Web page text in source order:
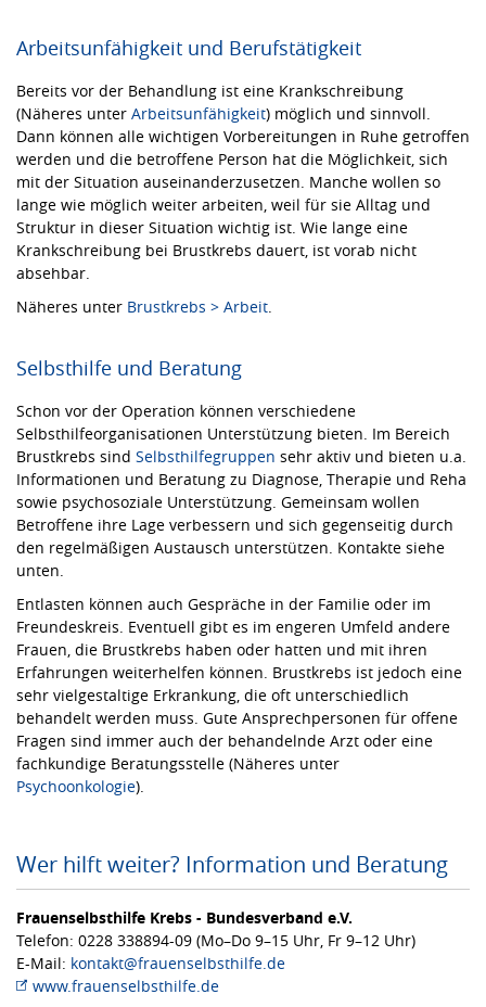
Arbeitsunfähigkeit und Berufstätigkeit
Bereits vor der Behandlung ist eine Krankschreibung
(Näheres unter Arbeitsunfähigkeit) möglich und sinnvoll.
Dann können alle wichtigen Vorbereitungen in Ruhe getroffen
werden und die betroffene Person hat die Möglichkeit, sich
mit der Situation auseinanderzusetzen. Manche wollen so
lange wie möglich weiter arbeiten, weil für sie Alltag und
Struktur in dieser Situation wichtig ist. Wie lange eine
Krankschreibung bei Brustkrebs dauert, ist vorab nicht
absehbar.
Näheres unter Brustkrebs > Arbeit
Selbsthilfe und Beratung
Schon vor der Operation können verschiedene
Selbsthilfeorganisationen Unterstützung bieten. Im Bereich
Brustkrebs sind Selbsthilfegruppen sehr aktiv und bieten u.a.
Informationen und Beratung zu Diagnose, Therapie und Reha
sowie psychosoziale Unterstützung. Gemeinsam wollen
Betroffene ihre Lage verbessern und sich gegenseitig durch
den regelmäßigen Austausch unterstützen. Kontakte siehe
unten.
Entlasten können auch Gespräche in der Familie oder im
Freundeskreis. Eventuell gibt es im engeren Umfeld andere
Frauen, die Brustkrebs haben oder hatten und mit ihren
Erfahrungen weiterhelfen können. Brustkrebs ist jedoch eine
sehr vielgestaltige Erkrankung, die oft unterschiedlich
behandelt werden muss. Gute Ansprechpersonen für offene
Fragen sind immer auch der behandelnde Arzt oder eine
fachkundige Beratungsstelle (Näheres unter
Psychoonkologie).
Wer hilft weiter? Information und Beratung
Frauenselbsthilfe Krebs - Bundesverband e.V.
Telefon: 0228 338894-09 (Mo–Do 9–15 Uhr, Fr 9–12 Uhr)
E-Mail: kontakt@frauenselbsthilfe.de
www.frauenselbsthilfe.de